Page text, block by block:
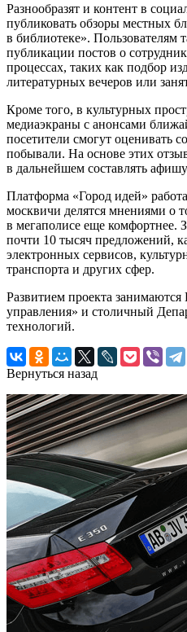
Разнообразят и контент в
публиковать обзоры местных
в библиотеке». Пользователям
публикации постов о
процессах, таких как подбор
литературных вечеров или
Кроме того, в культурных
медиаэкраны с анонсами
посетители смогут оценивать
побывали. На основе этих
в дальнейшем составлять
Платформа «Город идей»
москвичи делятся мнениями о
в мегаполисе еще комфортнее.
почти 10 тысяч предложений,
электронных сервисов,
транспорта и других сфер.
Развитием проекта
управления» и столичный
технологий.
Вернуться назад